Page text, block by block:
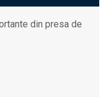
din presa de